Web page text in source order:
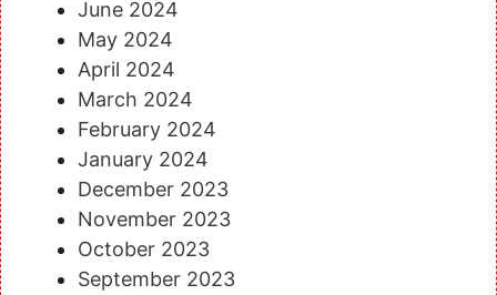
June 2024
May 2024
April 2024
March 2024
February 2024
January 2024
December 2023
November 2023
October 2023
September 2023